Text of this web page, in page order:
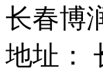
长春博
地址：